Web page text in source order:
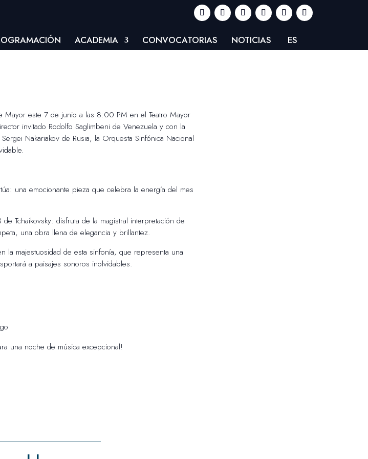
ACADEMIA CONVOCATORIAS NOTICIAS ES
Mayor este 7 de junio a las 8:00 PM en el Teatro Mayor
invitado Rodolfo Saglimbeni de Venezuela y con la
Nakariakov de Rusia, la Orquesta Sinfónica Nacional
una emocionante pieza que celebra la energía del mes
Tchaikovsky: disfruta de la magistral interpretación de
una obra llena de elegancia y brillantez.
la majestuosidad de esta sinfonía, que representa una
a paisajes sonoros inolvidables.
una noche de música excepcional!